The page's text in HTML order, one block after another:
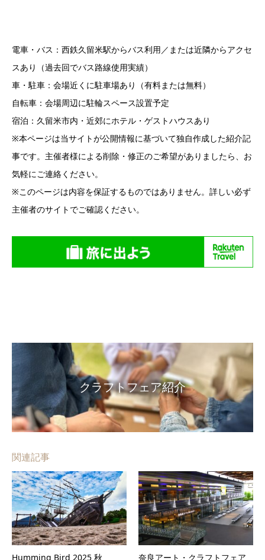
電車・バス：西鉄久留米駅からバス利用／または近隣からアクセ
スあり（過去回でバス路線使用実績）
車・駐車：会場近くに駐車場あり（有料または無料）
自転車：会場周辺に駐輪スペース設置予定
宿泊：久留米市内・近郊にホテル・ゲストハウスあり
※本ページは当サイトが公開情報に基づいて独自作成した紹介記
事です。主催者様による削除・修正のご希望がありましたら、お
気軽にご連絡ください。
※このページは内容を保証するものではありません。詳しい必ず
主催者のサイトでご確認ください。
クラフトフェア紹介
関連記事
Humming Bird 2025 秋
奈良アート・クラフトフェア